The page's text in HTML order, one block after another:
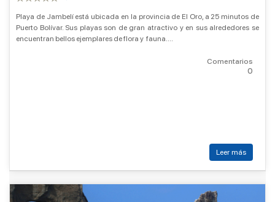
Playa de Jambelí está ubicada en la provincia de El Oro, a 25 minutos de
Puerto Bolívar. Sus playas son de gran atractivo y en sus alrededores se
encuentran bellos ejemplares de flora y fauna....
Comentarios
0
Leer más